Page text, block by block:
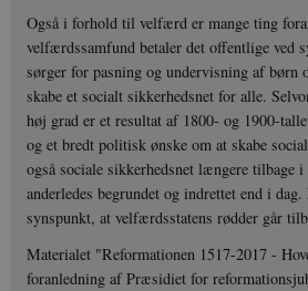
Også i forhold til velfærd er mange ting
velfærdssamfund betaler det offentlige ved
sørger for pasning og undervisning af børn
skabe et socialt sikkerhedsnet for alle.
høj grad er et resultat af 1800- og 1900-
og et bredt politisk ønske om at skabe
også sociale sikkerhedsnet længere tilbage
anderledes begrundet og indrettet end i
synspunkt, at velfærdsstatens rødder går
Materialet "Reformationen 1517-2017 -
foranledning af Præsidiet for